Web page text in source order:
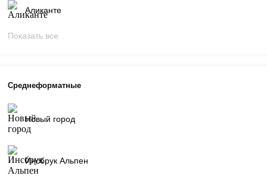
Аликанте
Показать все
Среднеформатные
Новый город
Инсбрук Альпен